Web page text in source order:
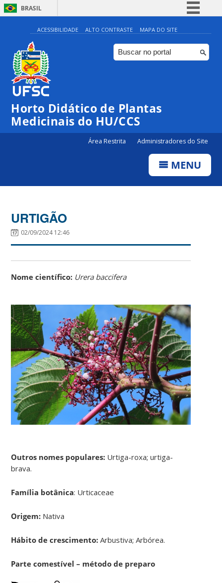
BRASIL
Simplifique!
Comunica BR
Participe
Canais
ACESSIBILIDADE ALTO CONTRASTE MAPA DO SITE
Horto Didático de Plantas
Medicinais do HU/CCS
Área Restrita Administradores do Site
MENU
URTIGÃO
02/09/2024 12:46
Nome científico: Urera baccifera
Outros nomes populares: Urtiga-roxa; urtiga-
brava.
Família botânica: Urticaceae
Origem: Nativa
Hábito de crescimento: Arbustiva; Arbórea.
Parte comestível – método de preparo